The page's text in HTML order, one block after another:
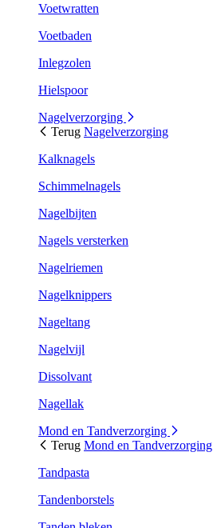
Voetwratten
Voetbaden
Inlegzolen
Hielspoor
Nagelverzorging
Terug Nagelverzorging
Kalknagels
Schimmelnagels
Nagelbijten
Nagels versterken
Nagelriemen
Nagelknippers
Nageltang
Nagelvijl
Dissolvant
Nagellak
Mond en Tandverzorging
Terug Mond en Tandverzorging
Tandpasta
Tandenborstels